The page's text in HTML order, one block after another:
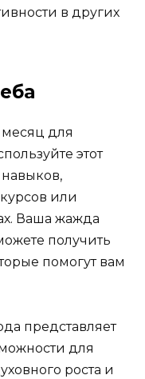
в других
для
этот
или
Ваша жажда
получить
помогут вам
представляет
для
роста и